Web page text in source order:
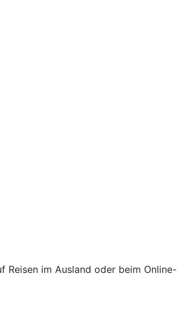
im Ausland oder beim Online-